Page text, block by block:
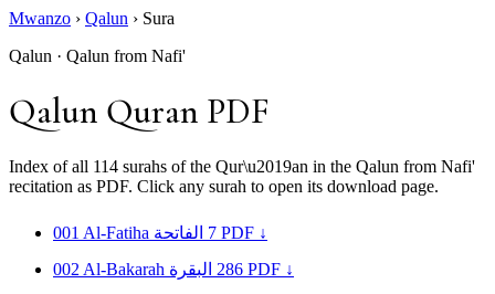
Mwanzo › Qalun › Sura
Qalun · Qalun from Nafi'
Qalun Quran PDF
Index of all 114 surahs of the Qur\u2019an in the Qalun from Nafi'
recitation as PDF. Click any surah to open its download page.
001 Al-Fatiha الفاتحة 7 PDF ↓
002 Al-Bakarah البقرة 286 PDF ↓